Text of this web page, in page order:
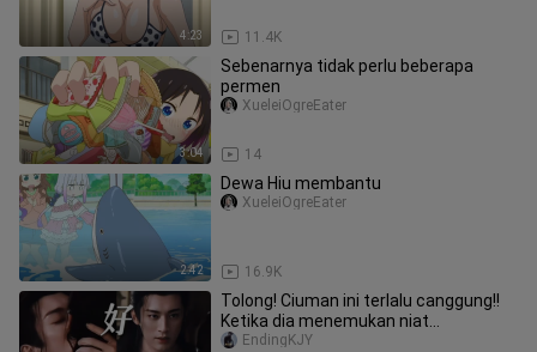
4:23 11.4K
3:04
Sebenarnya tidak perlu beberapa
permen
14
XueleiOgreEater
2:42
Dewa Hiu membantu
16.9K
XueleiOgreEater
Tolong! Ciuman ini terlalu canggung!!
Ketika dia menemukan niat
pembunuhannya, si gila ini tersenyum
EndingKJY